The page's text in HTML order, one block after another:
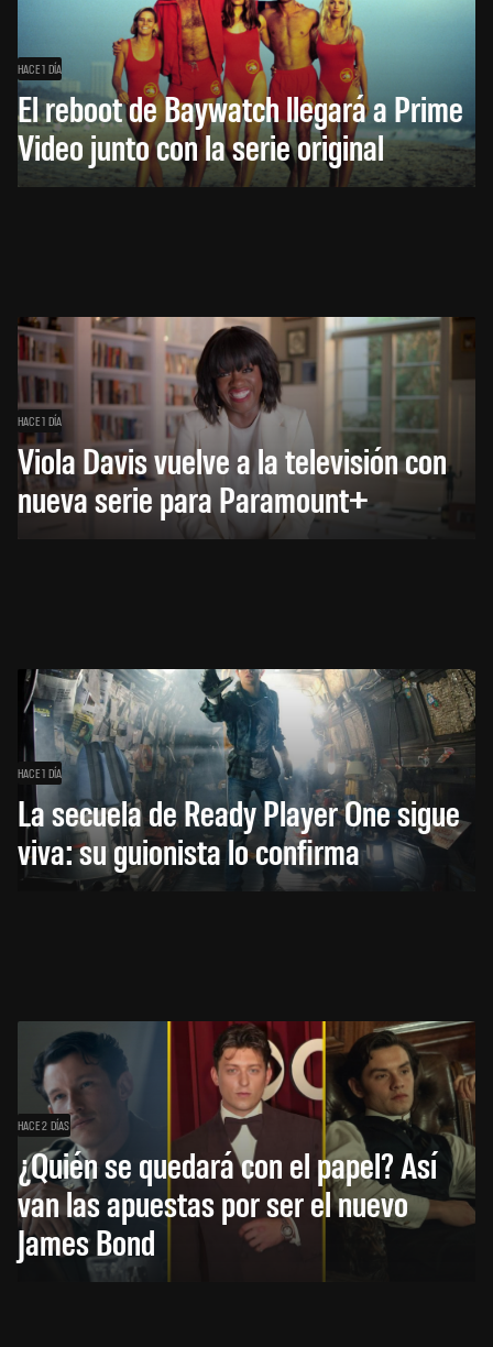
HACE 1 DÍA
El reboot de Baywatch llegará a Prime
Video junto con la serie original
HACE 1 DÍA
Viola Davis vuelve a la televisión con
nueva serie para Paramount+
HACE 1 DÍA
La secuela de Ready Player One sigue
viva: su guionista lo confirma
HACE 2 DÍAS
¿Quién se quedará con el papel? Así
van las apuestas por ser el nuevo
James Bond